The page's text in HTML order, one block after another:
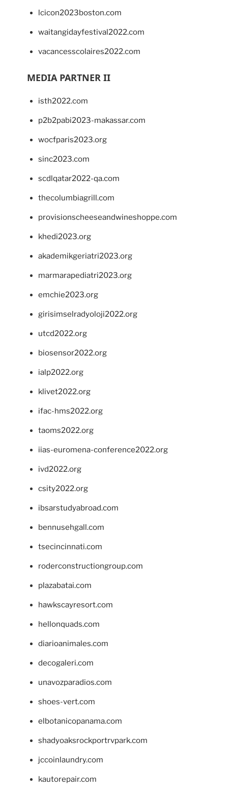
lcicon2023boston.com
waitangidayfestival2022.com
vacancesscolaires2022.com
MEDIA PARTNER II
isth2022.com
p2b2pabi2023-makassar.com
wocfparis2023.org
sinc2023.com
scdlqatar2022-qa.com
thecolumbiagrill.com
provisionscheeseandwineshoppe.com
khedi2023.org
akademikgeriatri2023.org
marmarapediatri2023.org
emchie2023.org
girisimselradyoloji2022.org
utcd2022.org
biosensor2022.org
ialp2022.org
klivet2022.org
ifac-hms2022.org
taoms2022.org
iias-euromena-conference2022.org
ivd2022.org
csity2022.org
ibsarstudyabroad.com
bennusehgall.com
tsecincinnati.com
roderconstructiongroup.com
plazabatai.com
hawkscayresort.com
hellonquads.com
diarioanimales.com
decogaleri.com
unavozparadios.com
shoes-vert.com
elbotanicopanama.com
shadyoaksrockportrvpark.com
jccoinlaundry.com
kautorepair.com